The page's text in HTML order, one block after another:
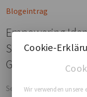
Blogeintrag
Empowering
Selbstwertgefühl ist
Cookie-
Wir verwenden